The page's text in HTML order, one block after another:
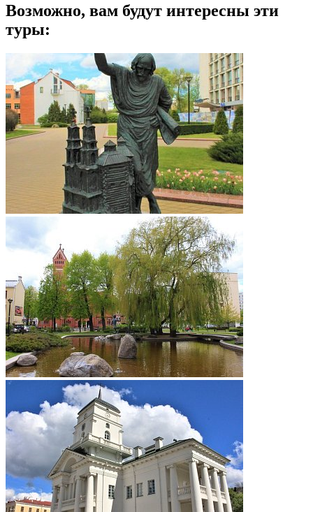
Возможно, вам будут интересны эти
туры: